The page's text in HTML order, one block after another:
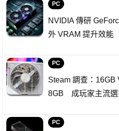
PC
NVIDIA 傳研
外 VRAM 提升效能
PC
Steam 調查：16GB
8GB 成玩家主流選
PC